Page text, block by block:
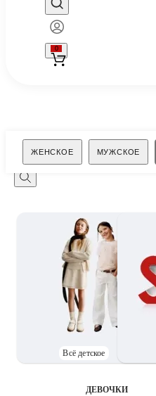
0
ЖЕНСКОЕ МУЖСКОЕ
Поиск
Всё детское
ДЕВОЧКИ